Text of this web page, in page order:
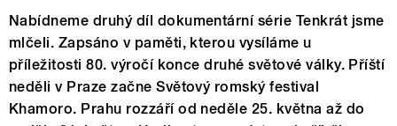
Nabídneme druhý díl dokumentární série Tenkrát jsme
mlčeli. Zapsáno v paměti, kterou vysíláme u
příležitosti 80. výročí konce druhé světové války. Příští
neděli v Praze začne Světový romský festival
Khamoro. Prahu rozzáří od neděle 25. května až do